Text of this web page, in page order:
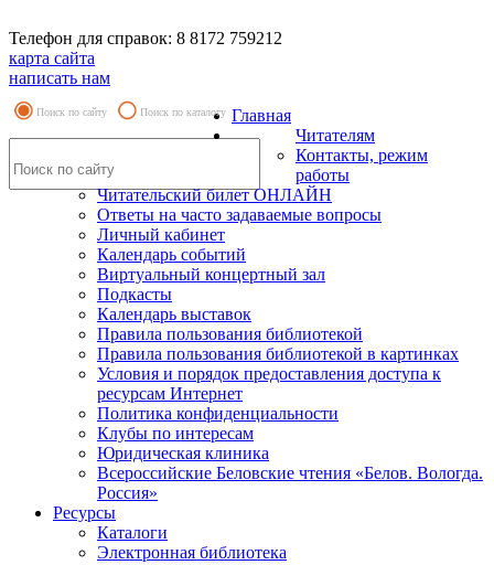
Телефон для справок: 8 8172 759212
карта сайта
написать нам
Поиск по сайту Поиск по каталогу Главная
Читателям
Контакты, режим
работы
Читательский билет ОНЛАЙН
Ответы на часто задаваемые вопросы
Личный кабинет
Календарь событий
Виртуальный концертный зал
Подкасты
Календарь выставок
Правила пользования библиотекой
Правила пользования библиотекой в картинках
Условия и порядок предоставления доступа к
ресурсам Интернет
Политика конфиденциальности
Клубы по интересам
Юридическая клиника
Всероссийские Беловские чтения «Белов. Вологда.
Россия»
Ресурсы
Каталоги
Электронная библиотека